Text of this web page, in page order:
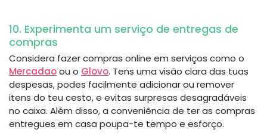
10. Experimenta um serviço de entregas de
compras
Considera fazer compras online em serviços como o
Mercadaoou o Glovo. Tens uma visão clara das tuas
despesas, podes facilmente adicionar ou remover
itens do teu cesto, e evitas surpresas desagradáveis
no caixa. Além disso, a conveniência de ter as compras
entregues em casa poupa-te tempo e esforço.